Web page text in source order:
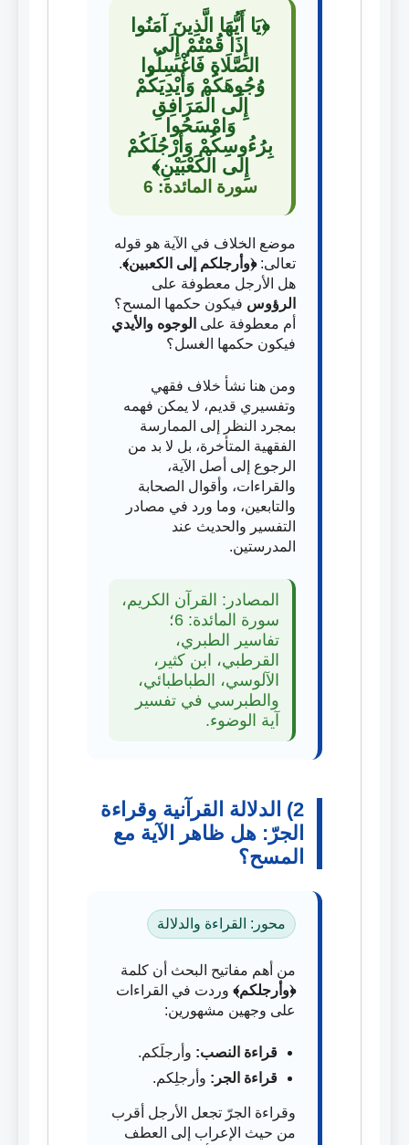
﴿يَا أَيُّهَا الَّذِينَ آمَنُوا
إِذَا قُمْتُمْ إِلَى
الصَّلَاةِ فَاغْسِلُوا
وُجُوهَكُمْ وَأَيْدِيَكُمْ
إِلَى الْمَرَافِقِ
وَامْسَحُوا
بِرُءُوسِكُمْ وَأَرْجُلَكُمْ
إِلَى الْكَعْبَيْنِ﴾
سورة المائدة: 6
موضع الخلاف في الآية هو قوله
تعالى:﴿وأرجلكم إلى الكعبين﴾.
هل الأرجل معطوفة على
الرؤوس فيكون حكمها المسح؟
أم معطوفة على الوجوه والأيدي
فيكون حكمها الغسل؟
ومن هنا نشأ خلاف فقهي
وتفسيري قديم، لا يمكن فهمه
بمجرد النظر إلى الممارسة
الفقهية المتأخرة، بل لا بد من
الرجوع إلى أصل الآية،
والقراءات، وأقوال الصحابة
والتابعين، وما ورد في مصادر
التفسير والحديث عند
المدرستين.
المصادر: القرآن الكريم،
سورة المائدة: 6؛
تفاسير الطبري،
القرطبي، ابن كثير،
الآلوسي، الطباطبائي،
والطبرسي في تفسير
آية الوضوء.
2) الدلالة القرآنية وقراءة
الجرّ: هل ظاهر الآية مع
المسح؟
محور: القراءة والدلالة
من أهم مفاتيح البحث أن كلمة
﴿وأرجلكم﴾ وردت في القراءات
على وجهين مشهورين:
قراءة النصب: وأرجلَكم.
قراءة الجر: وأرجلِكم.
وقراءة الجرّ تجعل الأرجل أقرب
من حيث الإعراب إلى العطف